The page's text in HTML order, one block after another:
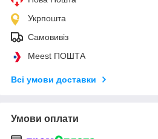
Укрпошта
Самовивіз
Meest ПОШТА
Всі умови доставки
Умови оплати